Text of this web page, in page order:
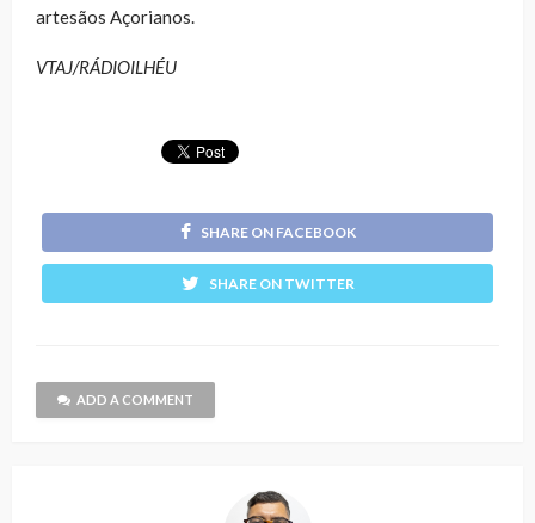
artesãos Açorianos.
VTAJ/RÁDIOILHÉU
SHARE ON FACEBOOK
SHARE ON TWITTER
ADD A COMMENT